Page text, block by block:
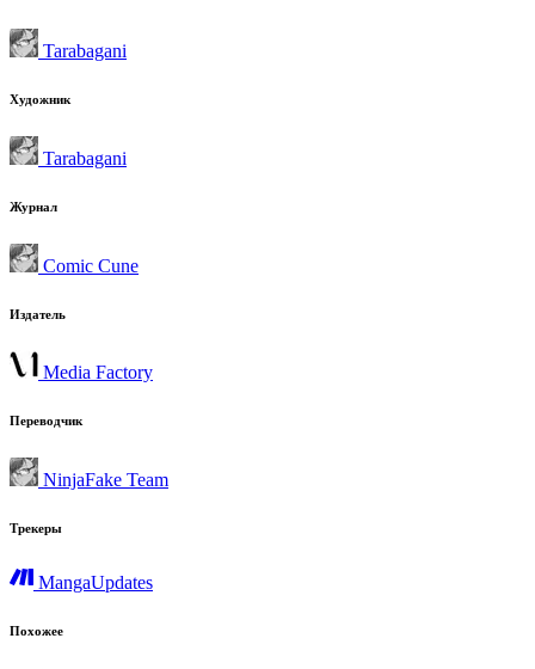
Tarabagani
Художник
Tarabagani
Журнал
Comic Cune
Издатель
Media Factory
Переводчик
NinjaFake Team
Трекеры
MangaUpdates
Похожее